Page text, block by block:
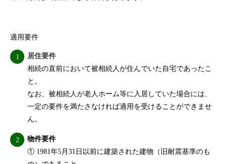
適用要件
居住要件
相続の直前において被相続人が住んでいた自宅であったこ
と。
なお、被相続人が老人ホーム等に入居していた場合には、
一定の要件を満たさなければ適用を受けることができませ
ん。
物件要件
① 1981年5月31日以前に建築された建物（旧耐震基準のも